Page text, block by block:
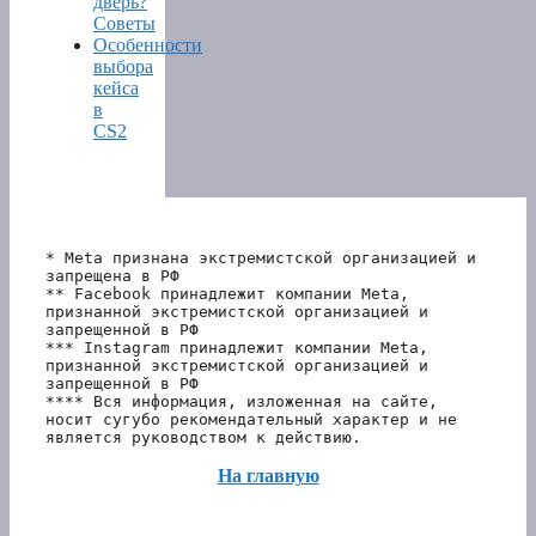
Советы
Особенности
выбора
кейса
в
CS2
* Meta признана экстремистской организацией и
запрещена в РФ
** Facebook принадлежит компании Meta,
признанной экстремистской организацией и
запрещенной в РФ
*** Instagram принадлежит компании Meta,
признанной экстремистской организацией и
запрещенной в РФ
**** Вся информация, изложенная на сайте,
носит сугубо рекомендательный характер и не
является руководством к действию.
На главную